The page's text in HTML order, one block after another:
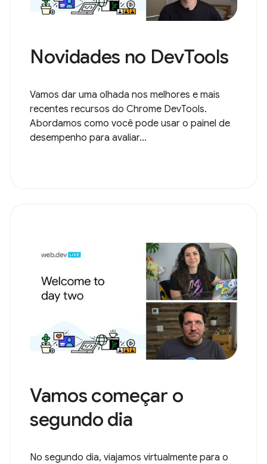
Novidades no DevTools
Vamos dar uma olhada nos melhores e mais
recentes recursos do Chrome DevTools.
Abordamos como você pode usar o painel de
desempenho para avaliar...
Vamos começar o
segundo dia
No segundo dia, viajamos virtualmente para o